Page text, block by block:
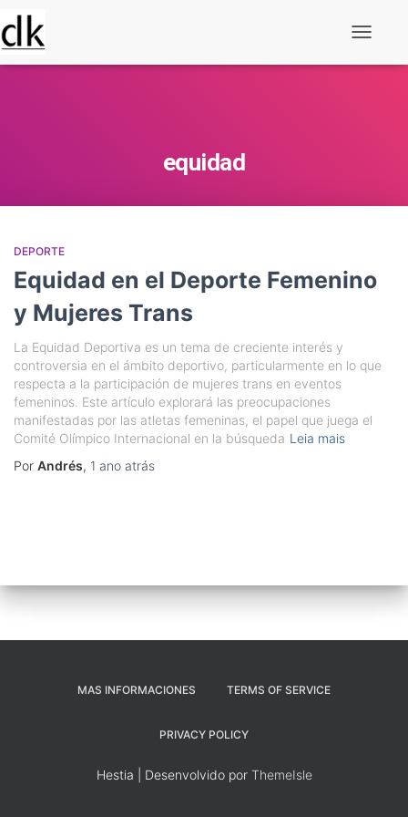
equidad
DEPORTE
Equidad en el Deporte Femenino
y Mujeres Trans
La Equidad Deportiva es un tema de creciente interés y
controversia en el ámbito deportivo, particularmente en lo que
respecta a la participación de mujeres trans en eventos
femeninos. Este artículo explorará las preocupaciones
manifestadas por las atletas femeninas, el papel que juega el
Comité Olímpico Internacional en la búsqueda Leia mais
Por Andrés, 1 ano atrás
MAS INFORMACIONES TERMS OF SERVICE
PRIVACY POLICY
Hestia | Desenvolvido por ThemeIsle